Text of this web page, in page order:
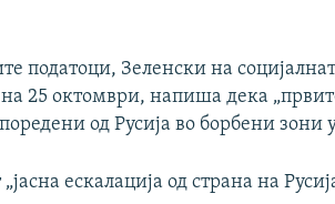
податоци, Зеленски на
25 октомври, напиша дека
од Русија во борбени зони
ескалација од страна на